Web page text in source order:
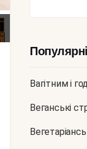
Вагітним і
Веганські